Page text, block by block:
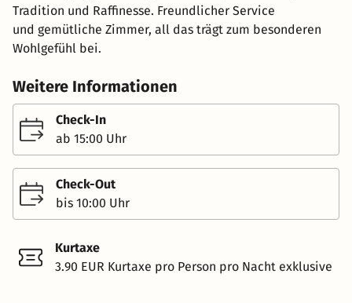
Tradition und Raffinesse. Freundlicher Service
und gemütliche Zimmer, all das trägt zum besonderen
Wohlgefühl bei.
Weitere Informationen
Check-In
ab 15:00 Uhr
Check-Out
bis 10:00 Uhr
Kurtaxe
3.90 EUR Kurtaxe pro Person pro Nacht exklusive